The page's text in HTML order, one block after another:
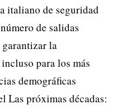
italiano de seguridad
de salidas
garantizar la
para los más
demográficas
Las próximas décadas: